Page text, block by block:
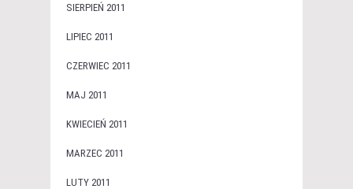
SIERPIEŃ 2011
LIPIEC 2011
CZERWIEC 2011
MAJ 2011
KWIECIEŃ 2011
MARZEC 2011
LUTY 2011